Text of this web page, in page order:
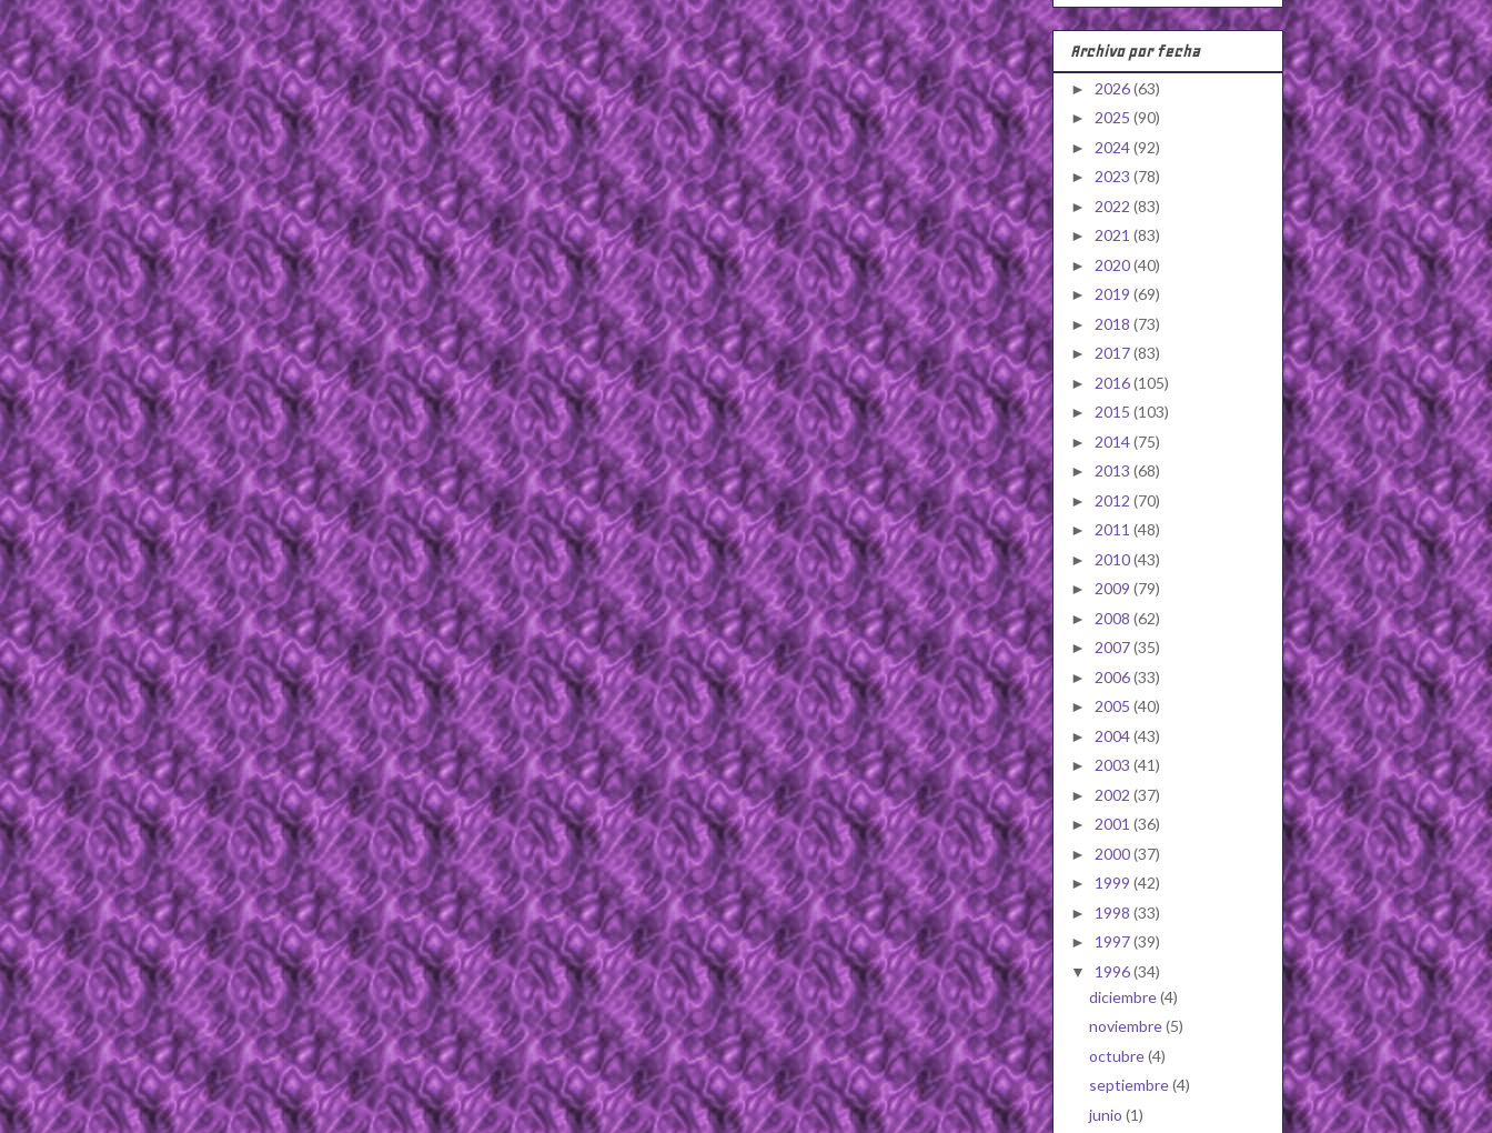
Archivo por fecha
► 2026(63)
► 2025 (90)
► 2024(92)
► 2023 (78)
► 2022 (83)
► 2021 (83)
► 2020(40)
► 2019 (69)
► 2018 (73)
► 2017(83)
► 2016(105)
► 2015 (103)
► 2014(75)
► 2013 (68)
► 2012 (70)
► 2011 (48)
► 2010(43)
► 2009 (79)
► 2008 (62)
► 2007(35)
► 2006(33)
► 2005 (40)
► 2004(43)
► 2003 (41)
► 2002 (37)
► 2001 (36)
► 2000(37)
► 1999 (42)
► 1998 (33)
► 1997(39)
▼ 1996(34)
diciembre(4)
noviembre(5)
octubre(4)
septiembre(4)
junio (1)